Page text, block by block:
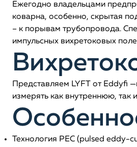
Ежегодно владельцами
коварна, особенно, скрытая
– к порывам трубопровода.
импульсных вихретоковых
Представляем LYFT от Eddyfi
измерять как внутреннюю,
Технология PEC (pulsed eddy-